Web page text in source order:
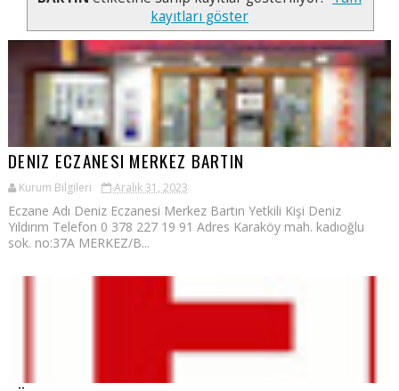
kayıtları göster
DENIZ ECZANESI MERKEZ BARTIN
Kurum Bilgileri Aralık 31, 2023
Eczane Adı Deniz Eczanesi Merkez Bartın Yetkili Kişi Deniz
Yıldırım Telefon 0 378 227 19 91 Adres Karaköy mah. kadıoğlu
sok. no:37A MERKEZ/B...